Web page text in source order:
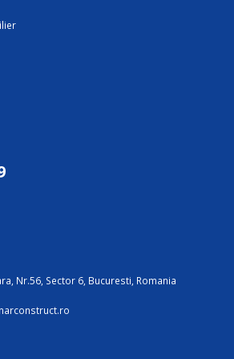
Nr.56, Sector 6, Bucuresti, Romania